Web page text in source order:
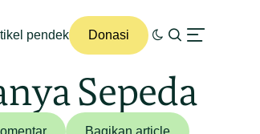
pendek Donasi
Sepeda
Bagikan article